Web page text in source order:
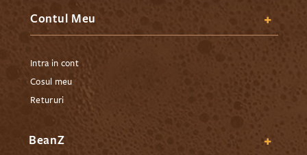
Contul Meu
Intra in cont
Cosul meu
Retururi
BeanZ